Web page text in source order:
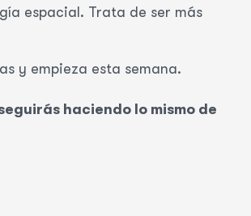
espacial. Trata de ser más
y empieza esta semana.
haciendo lo mismo de